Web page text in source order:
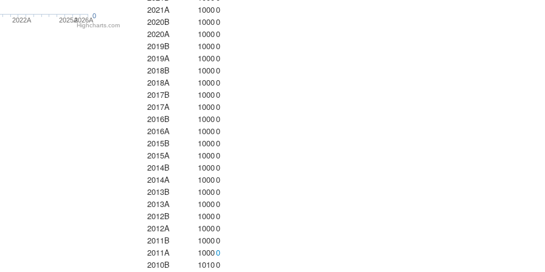
2022A 2025A2026A
0
Highcharts.com
2021A
10000
2020B
10000
2020A
10000
2019B
10000
2019A
10000
2018B
10000
2018A
10000
2017B
10000
2017A
10000
2016B
10000
2016A
10000
2015B
10000
2015A
10000
2014B
10000
2014A
10000
2013B
10000
2013A
10000
2012B
10000
2012A
10000
2011B
10000
2011A
10000
2010B
10100